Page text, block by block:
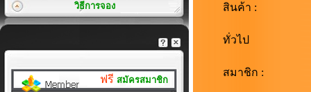
วิธีการจอง
ฟรี สมัครสมาชิก
สินค้า :
ทั่วไป
สมาชิก :